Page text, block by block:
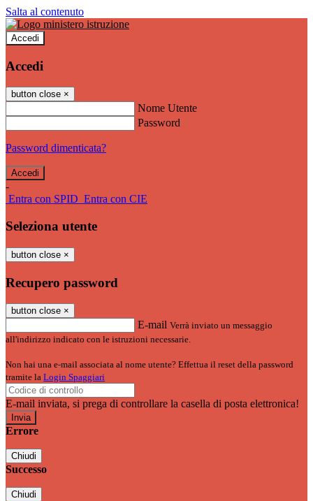
Salta al contenuto
Accedi
Accedi
button close ×
Nome Utente
Password
Password dimenticata?
-
Entra con SPID Entra con CIE
Seleziona utente
button close ×
Recupero password
button close ×
E-mail Verrà inviato un messaggio
all'indirizzo indicato con le istruzioni necessarie.
Non hai una e-mail associata al nome utente? Effettua il reset della password
tramite la Login Spaggiari
E-mail inviata, si prega di controllare la casella di posta elettronica!
Errore
Chiudi
Successo
Chiudi